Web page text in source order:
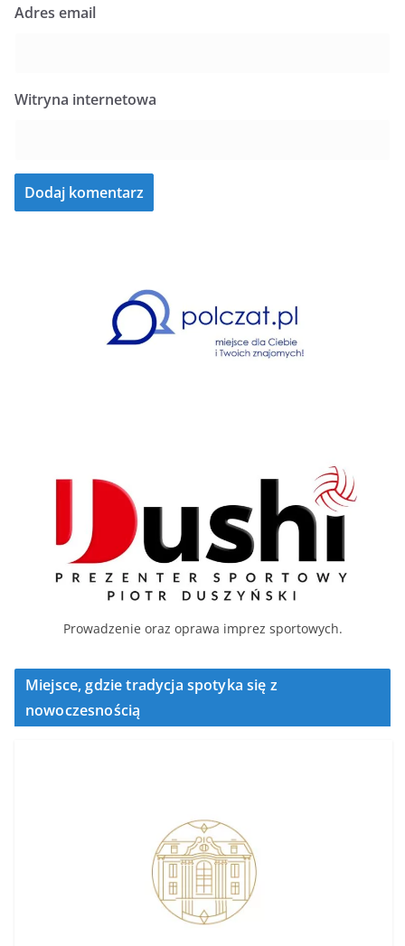
Adres email
Witryna internetowa
Prowadzenie oraz oprawa imprez sportowych.
Miejsce, gdzie tradycja spotyka się z
nowoczesnością